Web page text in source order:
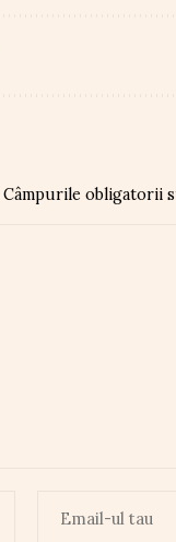
Câmpurile obligatorii